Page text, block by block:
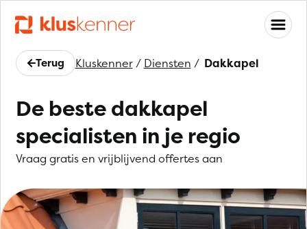
Terug Kluskenner/ Diensten / Dakkapel
De beste dakkapel
specialisten in je regio
Vraag gratis en vrijblijvend offertes aan